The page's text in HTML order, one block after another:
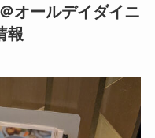
オールデイダイニ
報